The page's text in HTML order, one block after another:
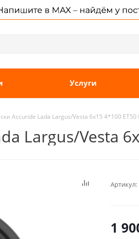
Услуги
Accuride Lada Largus/Vesta 6x15 4*100
Largus/Vesta
Артикул:
1